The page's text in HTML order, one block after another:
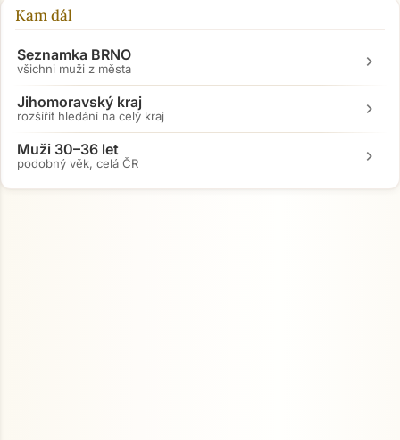
Kam dál
Seznamka BRNO
všichni muži z města chevron_right
Jihomoravský kraj
rozšířit hledání na celý kraj chevron_right
Muži 30–36 let
podobný věk, celá ČR chevron_right